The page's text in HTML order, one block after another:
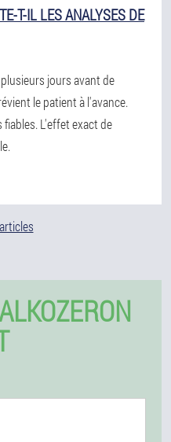
T-IL LES ANALYSES DE
jours avant de
le patient à l'avance.
L'effet exact de